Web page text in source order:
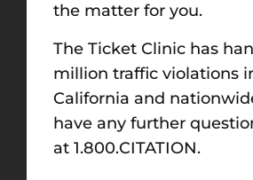
the matter for you.
The Ticket Clinic has
million traffic violations
California and
have any further
at 1.800.CITATION.